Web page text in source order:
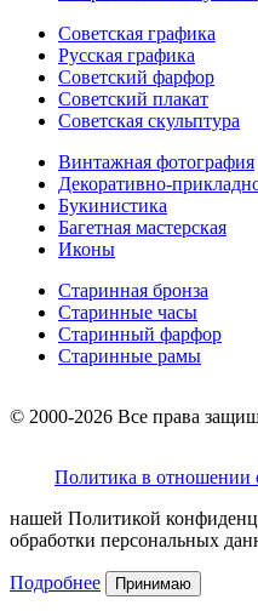
Советская графика
Русская графика
Советский фарфор
Советский плакат
Советская скульптура
Винтажная фотография
Декоративно-
Букинистика
Багетная мастерская
Иконы
Старинная бронза
Старинные часы
Старинный фарфор
Старинные рамы
© 2000-2026 Все права
Политика в отношении
нашей Политикой
обработки персональных
Подробнее Принимаю